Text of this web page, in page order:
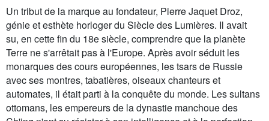
Un tribut de la marque au fondateur, Pierre Jaquet Droz,
génie et esthète horloger du Siècle des Lumières. Il avait
su, en cette fin du 18e siècle, comprendre que la planète
Terre ne s'arrêtait pas à l'Europe. Après avoir séduit les
monarques des cours européennes, les tsars de Russie
avec ses montres, tabatières, oiseaux chanteurs et
automates, il était parti à la conquête du monde. Les sultans
ottomans, les empereurs de la dynastie manchoue des